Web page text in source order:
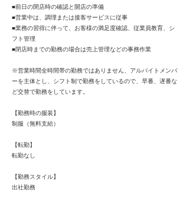
■前日の閉店時の確認と開店の準備
■営業中は、調理または接客サービスに従事
■業務の習得に伴って、お客様の満足度確認、従業員教育、シ
フト管理
■閉店時までの勤務の場合は売上管理などの事務作業
※営業時間全時間帯の勤務ではありません、アルバイトメンバ
ーを主体とし、シフト制で勤務をしているので、早番、遅番な
ど交替で勤務をしています。
【勤務時の服装】
制服（無料支給）
【転勤】
転勤なし
【勤務スタイル】
出社勤務